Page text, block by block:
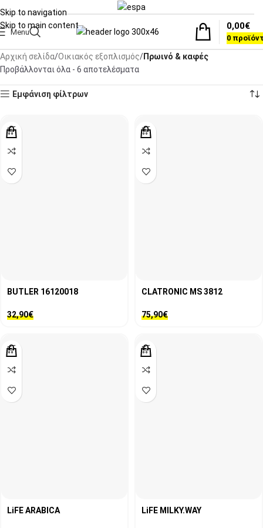
Skip to navigation
Skip to main content
Menu
0
0,00€
Αρχική σελίδα Οικιακός εξοπλισμός
Πρωινό & καφές
Προβάλλονται όλα - 6 αποτελέσματα
Εμφάνιση φίλτρων
BUTLER 16120018
32,90€
CLATRONIC MS 3812
75,90€
LiFE ARABICA LiFE MILKY.WAY